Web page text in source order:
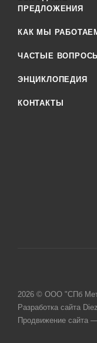
ПРЕДЛОЖЕНИЯ
КАК МЫ
ЧАСТЫЕ ВОПРОСЫ
ЭНЦИКЛОПЕДИЯ
КОНТАКТЫ
2026 © ООО "СПб
Разработка сайта
Продвижение сайта